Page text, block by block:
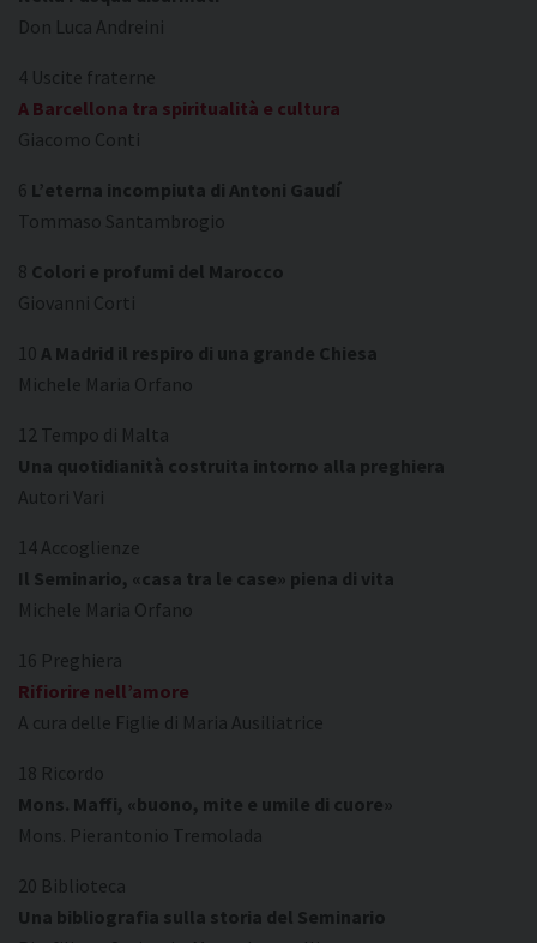
Don Luca Andreini
4 Uscite fraterne
A Barcellona tra spiritualità e cultura
Giacomo Conti
6 L’eterna incompiuta di Antoni Gaudí
Tommaso Santambrogio
8 Colori e profumi del Marocco
Giovanni Corti
10 A Madrid il respiro di una grande Chiesa
Michele Maria Orfano
12 Tempo di Malta
Una quotidianità costruita intorno alla preghiera
Autori Vari
14 Accoglienze
Il Seminario, «casa tra le case» piena di vita
Michele Maria Orfano
16 Preghiera
Rifiorire nell’amore
A cura delle Figlie di Maria Ausiliatrice
18 Ricordo
Mons. Maffi, «buono, mite e umile di cuore»
Mons. Pierantonio Tremolada
20 Biblioteca
Una bibliografia sulla storia del Seminario